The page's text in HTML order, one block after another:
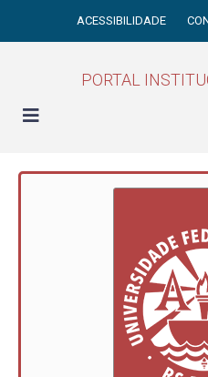
ACESSIBILIDADE
PORTAL